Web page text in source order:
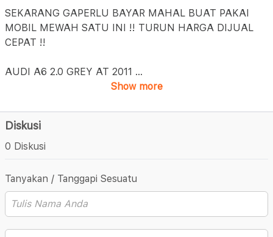
SEKARANG GAPERLU BAYAR MAHAL BUAT PAKAI
MOBIL MEWAH SATU INI !! TURUN HARGA DIJUAL
CEPAT !!
AUDI A6 2.0 GREY AT 2011 ...
Show more
Diskusi
0 Diskusi
Tanyakan / Tanggapi Sesuatu